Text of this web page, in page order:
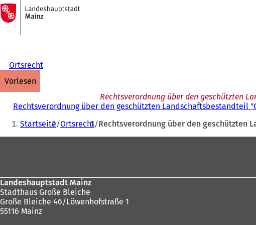
Inhalt anspringen
Zur
Startseite
Ortsrecht
vorlesen
Rechtsverordnung über den geschützten
Rechtsverordnung über den geschützten Landschaftsbestandteil
Sie
befinden
Startseite Ortsrecht Rechtsverordnung über den geschützten
Landeshauptstadt Mainz
Stadthaus Große Bleiche
Große Bleiche 46/Löwenhofstraße 1
55116 Mainz